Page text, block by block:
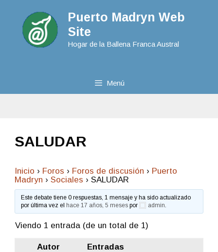
Puerto Madryn Web
Site
Hogar de la Ballena Franca Austral
Menú
SALUDAR
Inicio › Foros › Foros de discusión › Puerto
Madryn › Sociales › SALUDAR
Este debate tiene 0 respuestas, 1 mensaje y ha sido actualizado
por última vez elhace 17 años, 5 meses por admin
Viendo 1 entrada (de un total de 1)
Autor
Entradas